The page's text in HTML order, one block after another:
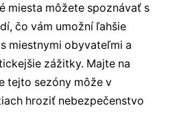
miesta môžete spoznávať s
čo vám umožní ľahšie
miestnymi obyvateľmi a
zážitky. Majte na
tejto sezóny môže v
hroziť nebezpečenstvo